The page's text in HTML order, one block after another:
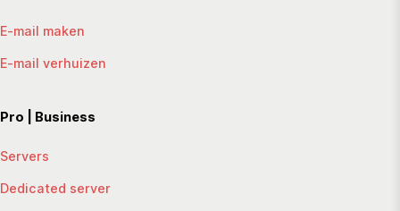
E-mail maken
E-mail verhuizen
Pro | Business
Servers
Dedicated server